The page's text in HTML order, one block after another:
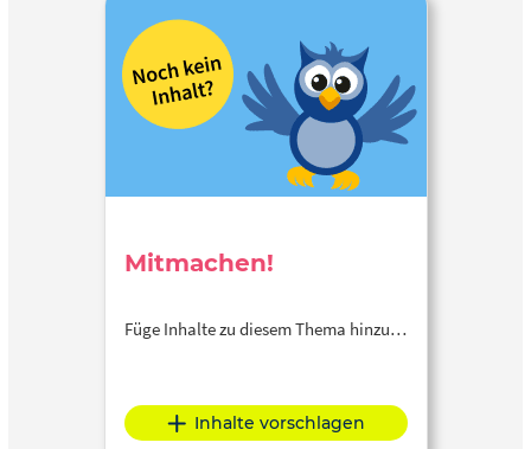
Mitmachen!
Füge Inhalte zu diesem Thema hinzu…
Inhalte vorschlagen